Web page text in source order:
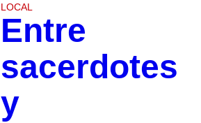
LOCAL
Entre
sacerdotes
y